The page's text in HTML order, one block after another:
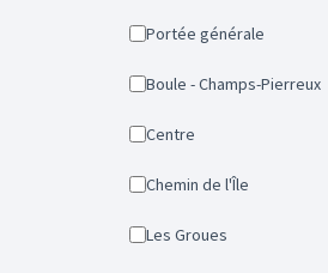
Portée générale
Boule - Champs-Pierreux
Centre
Chemin de l'Île
Les Groues